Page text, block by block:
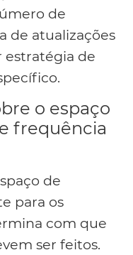
de
de atualizações
estratégia de
o espaço
frequência
de
para os
com que
ser feitos.